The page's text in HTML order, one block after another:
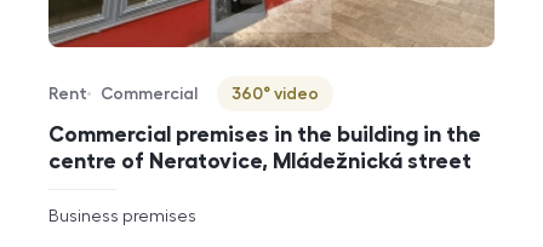
Commercial premises in the building in the
centre of Neratovice, Mládežnická street
Offer type
Rent
Property type
Commercial
Virtuální prohlídka
360° video
rozměry
disposition
Business premises